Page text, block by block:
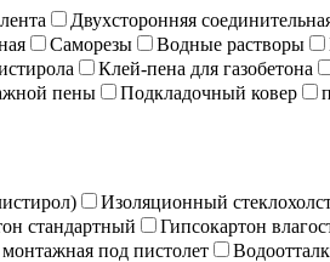
Двухсторонняя
Саморезы Водные растворы
Клей-пена для газобетона
пены Подкладочный ковер
Изоляционный
стандартный Гипсокартон
под пистолет